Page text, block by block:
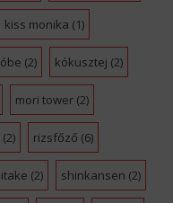
kiss monika (1)
(2) kókusztej (2)
mori tower(2)
(2) rizsfőző (6)
(2) shinkansen (2)